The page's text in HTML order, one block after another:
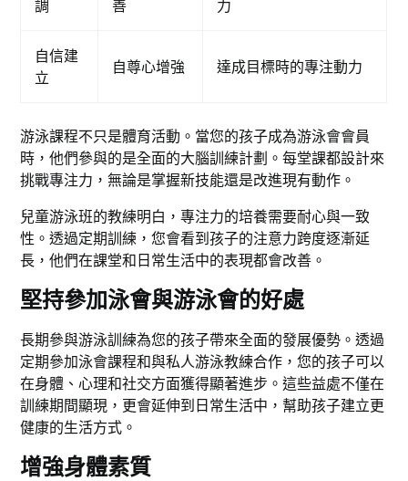
調 善 力
自信建
立
自尊心增強 達成目標時的專注動力
游泳課程不只是體育活動。當您的孩子成為游泳會會員
時，他們參與的是全面的大腦訓練計劃。每堂課都設計來
挑戰專注力，無論是掌握新技能還是改進現有動作。
兒童游泳班的教練明白，專注力的培養需要耐心與一致
性。透過定期訓練，您會看到孩子的注意力跨度逐漸延
長，他們在課堂和日常生活中的表現都會改善。
堅持參加泳會與游泳會的好處
長期參與游泳訓練為您的孩子帶來全面的發展優勢。透過
定期參加泳會課程和與私人游泳教練合作，您的孩子可以
在身體、心理和社交方面獲得顯著進步。這些益處不僅在
訓練期間顯現，更會延伸到日常生活中，幫助孩子建立更
健康的生活方式。
增強身體素質